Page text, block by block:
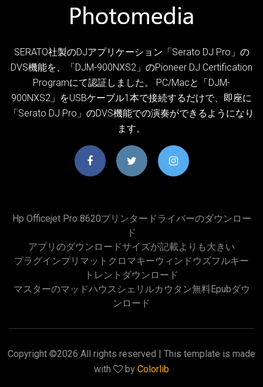
SERATO社製のDJアプリケーション「Serato DJ Pro」の
DVS機能を、「DJM-900NXS2」のPioneer DJ Certification
Programにて認証しました。 PC/Macと「DJM-
900NXS2」をUSBケーブル1本で接続するだけで、即座に
「Serato DJ Pro」のDVS機能での演奏ができるようになり
ます。
Hp Officejet Pro 8620プリンタードライバーのダウンロー
ド
アプリのダウンロードサイズが記載よりも大きい
プラグインプリマットクロマキーウィンドウズフルキー
トレントダウンロード
マスターのマッドハウスシェリルカウタン無料epubダウ
ンロード
Copyright ©2026 All rights reserved | This template is made
with
by Colorlib